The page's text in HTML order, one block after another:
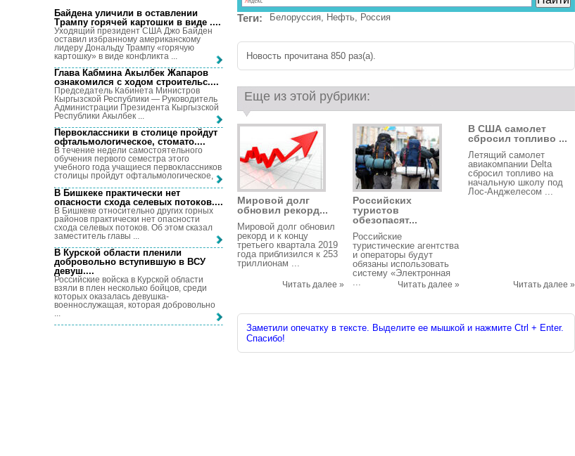
Теги: Белоруссия, Нефть, Россия
Новость прочитана 850 раз(a).
Еще из этой рубрики:
Мировой долг
обновил рекорд...
Мировой долг обновил
рекорд и к концу
третьего квартала 2019
года приблизился к 253
триллионам ...
Читать далее »
Российских
туристов
обезопасят...
Российские
туристические агентства
и операторы будут
обязаны использовать
систему «Электронная
...
Читать далее »
В США самолет
сбросил топливо ...
Летящий самолет
авиакомпании Delta
сбросил топливо на
начальную школу под
Лос-Анджелесом ...
Читать далее »
Заметили опечатку в тексте. Выделите ее мышкой и нажмите Ctrl + Enter.
Спасибо!
Байдена уличили в оставлении
Трампу горячей картошки в виде ....
Уходящий президент США Джо Байден
оставил избранному американскому
лидеру Дональду Трампу «горячую
картошку» в виде конфликта ...
Глава Кабмина Акылбек Жапаров
ознакомился с ходом строительс....
Председатель Кабинета Министров
Кыргызской Республики — Руководитель
Администрации Президента Кыргызской
Республики Акылбек ...
Первоклассники в столице пройдут
офтальмологическое, стомато....
В течение недели самостоятельного
обучения первого семестра этого
учебного года учащиеся первоклассников
столицы пройдут офтальмологическое, ...
В Бишкеке практически нет
опасности схода селевых потоков....
В Бишкеке относительно других горных
районов практически нет опасности
схода селевых потоков. Об этом сказал
заместитель главы ...
В Курской области пленили
добровольно вступившую в ВСУ
девуш....
Российские войска в Курской области
взяли в плен несколько бойцов, среди
которых оказалась девушка-
военнослужащая, которая добровольно
...